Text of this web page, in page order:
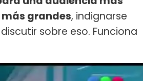
grandes, indignarse
sobre eso. Funciona